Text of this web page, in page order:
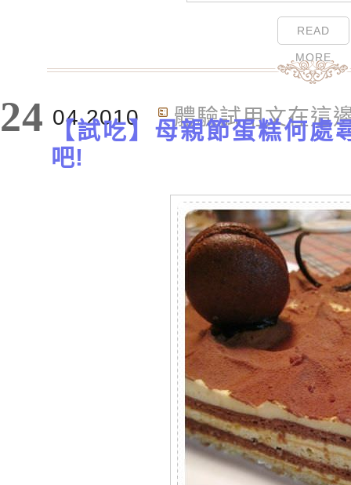
READ
MORE
24 04.2010 體驗試用文在這
【試吃】母親節蛋糕何處
吧!